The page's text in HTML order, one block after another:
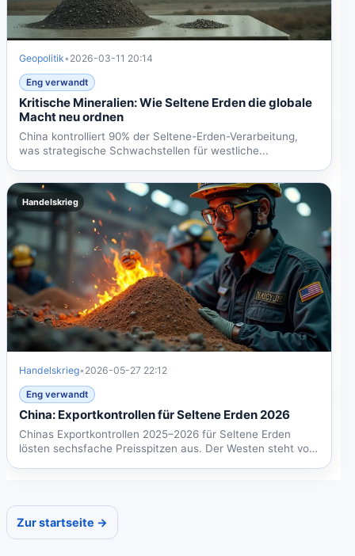
Geopolitik• 2026-03-11 20:14
Eng verwandt
Kritische Mineralien: Wie Seltene Erden die globale
Macht neu ordnen
China kontrolliert 90% der Seltene-Erden-Verarbeitung,
was strategische Schwachstellen für westliche...
Handelskrieg
Handelskrieg• 2026-05-27 22:12
Eng verwandt
China: Exportkontrollen für Seltene Erden 2026
Chinas Exportkontrollen 2025–2026 für Seltene Erden
lösten sechsfache Preisspitzen aus. Der Westen steht vor
Zur startseite →